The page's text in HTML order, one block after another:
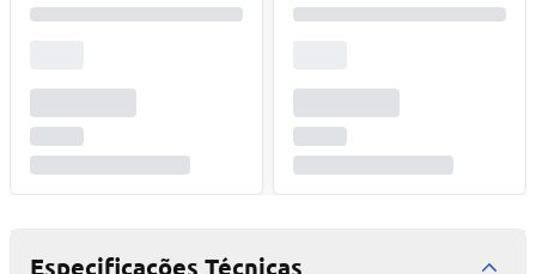
Especificações Técnicas